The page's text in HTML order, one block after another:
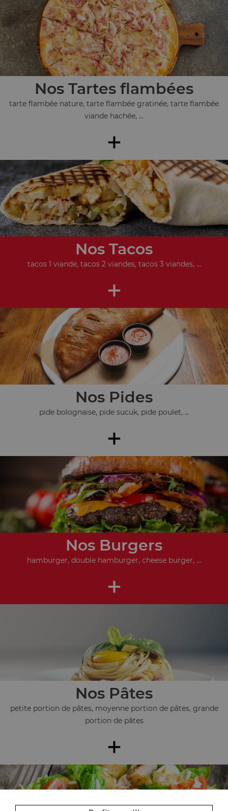
Nos Tartes flambées
tarte flambée nature, tarte flambée gratinée, tarte flambée
viande hachée, ...
+
Nos Tacos
tacos 1 viande, tacos 2 viandes, tacos 3 viandes, ...
+
Nos Pides
pide bolognaise, pide sucuk, pide poulet, ...
+
Nos Burgers
hamburger, double hamburger, cheese burger, ...
+
Nos Pâtes
petite portion de pâtes, moyenne portion de pâtes, grande
portion de pâtes
+